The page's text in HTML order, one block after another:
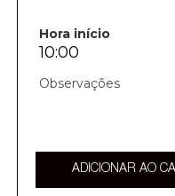
Hora início
10:00
ADICIONAR AO